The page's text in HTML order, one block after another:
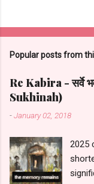
Popular posts from
Re Kabira - सर्वे
Sukhinah)
-January 02, 2018
2025